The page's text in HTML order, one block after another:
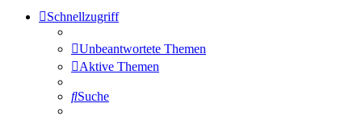
Schnellzugriff
Unbeantwortete Themen
Aktive Themen
Suche